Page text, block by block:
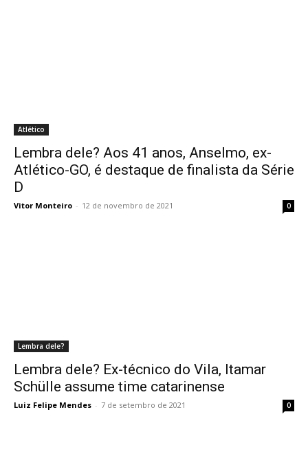
Atlético
Lembra dele? Aos 41 anos, Anselmo, ex-
Atlético-GO, é destaque de finalista da Série
D
Vitor Monteiro - 12 de novembro de 2021 0
Lembra dele?
Lembra dele? Ex-técnico do Vila, Itamar
Schülle assume time catarinense
Luiz Felipe Mendes - 7 de setembro de 2021 0